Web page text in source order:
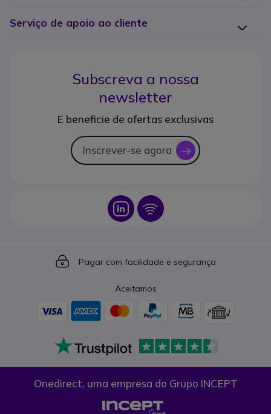
Serviço de apoio ao cliente
Subscreva a nossa
newsletter
E beneficie de ofertas exclusivas
Inscrever-se agora icon
Icon Icon
Icon
Pagar com facilidade e segurança
Aceitamos
Onedirect, uma empresa do Grupo INCEPT